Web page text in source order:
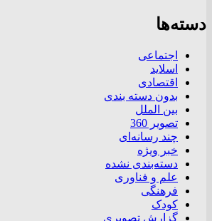
دسته‌ها
اجتماعی
اسلاید
اقتصادی
بدون دسته بندی
بین الملل
تصویر 360
چند رسانه‌ای
خبر ویژه
دسته‌بندی نشده
علم و فناوری
فرهنگی
کودک
گزارش تصویری